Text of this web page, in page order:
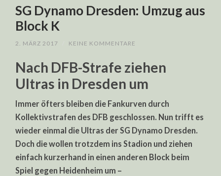
SG Dynamo Dresden: Umzug aus
Block K
2. MÄRZ 2017 KEINE KOMMENTARE
Nach DFB-Strafe ziehen
Ultras in Dresden um
Immer öfters bleiben die Fankurven durch
Kollektivstrafen des DFB geschlossen. Nun trifft es
wieder einmal die Ultras der SG Dynamo Dresden.
Doch die wollen trotzdem ins Stadion und ziehen
einfach kurzerhand in einen anderen Block beim
Spiel gegen Heidenheim um –